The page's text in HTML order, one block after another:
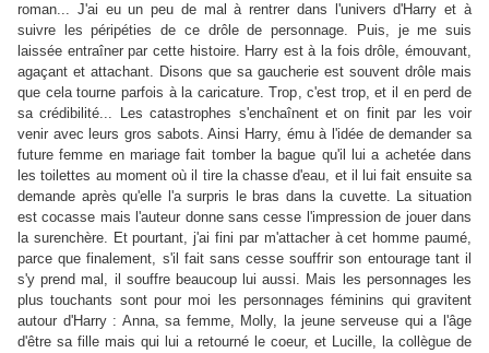
roman... J'ai eu un peu de mal à rentrer dans l'univers d'Harry et à
suivre les péripéties de ce drôle de personnage. Puis, je me suis
laissée entraîner par cette histoire. Harry est à la fois drôle, émouvant,
agaçant et attachant. Disons que sa gaucherie est souvent drôle mais
que cela tourne parfois à la caricature. Trop, c'est trop, et il en perd de
sa crédibilité... Les catastrophes s'enchaînent et on finit par les voir
venir avec leurs gros sabots. Ainsi Harry, ému à l'idée de demander sa
future femme en mariage fait tomber la bague qu'il lui a achetée dans
les toilettes au moment où il tire la chasse d'eau, et il lui fait ensuite sa
demande après qu'elle l'a surpris le bras dans la cuvette. La situation
est cocasse mais l'auteur donne sans cesse l'impression de jouer dans
la surenchère. Et pourtant, j'ai fini par m'attacher à cet homme paumé,
parce que finalement, s'il fait sans cesse souffrir son entourage tant il
s'y prend mal, il souffre beaucoup lui aussi. Mais les personnages les
plus touchants sont pour moi les personnages féminins qui gravitent
autour d'Harry : Anna, sa femme, Molly, la jeune serveuse qui a l'âge
d'être sa fille mais qui lui a retourné le coeur, et Lucille, la collègue de